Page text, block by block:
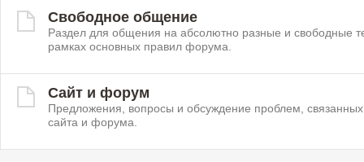
Свободное общение
Раздел для общения на абсолютно разные и свободные
рамках основных правил форума.
Сайт и форум
Предложения, вопросы и обсуждение проблем,
сайта и форума.